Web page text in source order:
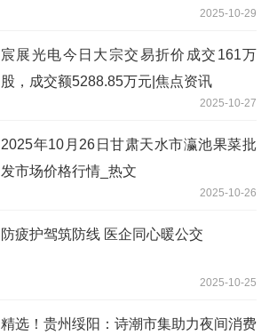
2025-10-29
宸展光电今日大宗交易折价成交161万
股，成交额5288.85万元|焦点资讯
2025-10-27
2025年10月26日甘肃天水市瀛池果菜批
发市场价格行情_热文
2025-10-26
防疲护驾筑防线 医企同心暖公交
2025-10-25
精选！贵州绥阳：诗潮市集助力夜间消费